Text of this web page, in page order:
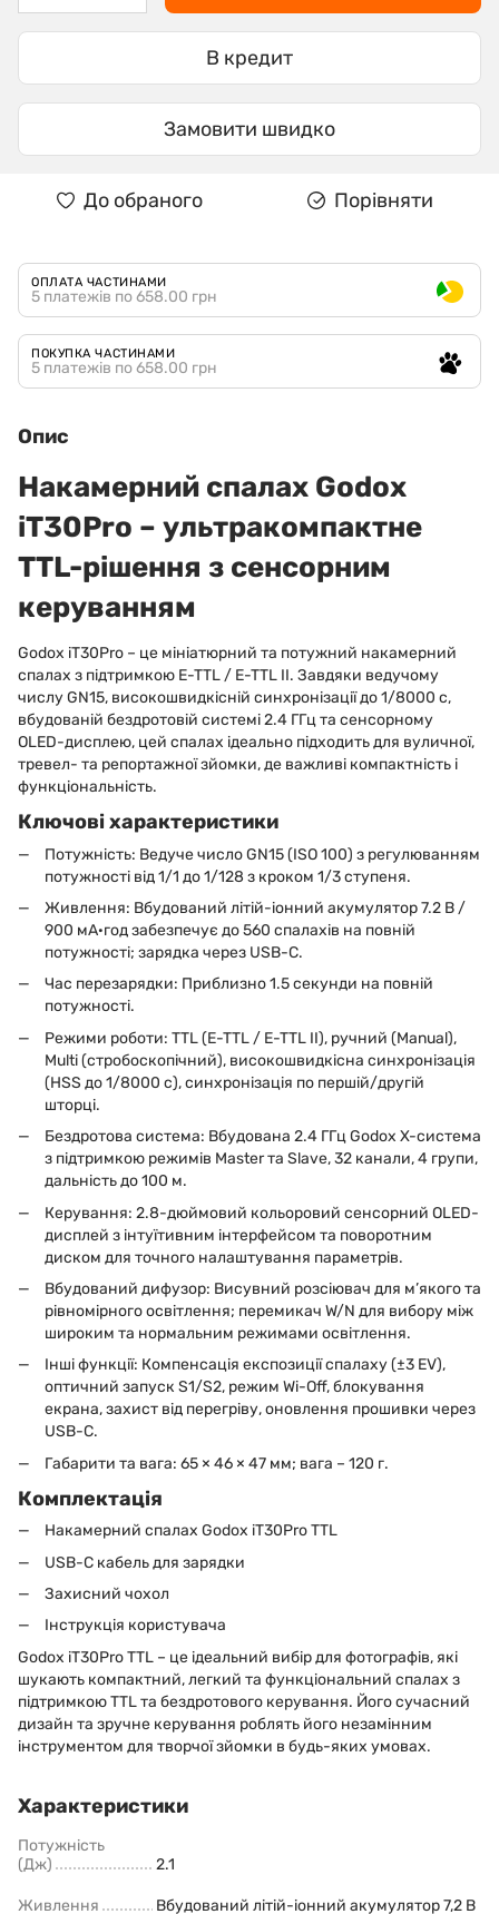
В кредит
Замовити швидко
До обраного Порівняти
ОПЛАТА ЧАСТИНАМИ
5 платежів по 658.00 грн
ПОКУПКА ЧАСТИНАМИ
5 платежів по 658.00 грн
Опис
Накамерний спалах Godox
iT30Pro – ультракомпактне
TTL-рішення з сенсорним
керуванням
Godox iT30Pro – це мініатюрний та потужний накамерний
спалах з підтримкою E-TTL / E-TTL II. Завдяки ведучому
числу GN15, високошвидкісній синхронізації до 1/8000 с,
вбудованій бездротовій системі 2.4 ГГц та сенсорному
OLED-дисплею, цей спалах ідеально підходить для вуличної,
тревел- та репортажної зйомки, де важливі компактність і
функціональність.
Ключові характеристики
Потужність: Ведуче число GN15 (ISO 100) з регулюванням
потужності від 1/1 до 1/128 з кроком 1/3 ступеня.
Живлення: Вбудований літій-іонний акумулятор 7.2 В /
900 мА·год забезпечує до 560 спалахів на повній
потужності; зарядка через USB-C.
Час перезарядки: Приблизно 1.5 секунди на повній
потужності.
Режими роботи: TTL (E-TTL / E-TTL II), ручний (Manual),
Multi (стробоскопічний), високошвидкісна синхронізація
(HSS до 1/8000 с), синхронізація по першій/другій
шторці.
Бездротова система: Вбудована 2.4 ГГц Godox X-система
з підтримкою режимів Master та Slave, 32 канали, 4 групи,
дальність до 100 м.
Керування: 2.8-дюймовий кольоровий сенсорний OLED-
дисплей з інтуїтивним інтерфейсом та поворотним
диском для точного налаштування параметрів.
Вбудований дифузор: Висувний розсіювач для м’якого та
рівномірного освітлення; перемикач W/N для вибору між
широким та нормальним режимами освітлення.
Інші функції: Компенсація експозиції спалаху (±3 EV),
оптичний запуск S1/S2, режим Wi-Off, блокування
екрана, захист від перегріву, оновлення прошивки через
USB-C.
Габарити та вага: 65 × 46 × 47 мм; вага – 120 г.
Комплектація
Накамерний спалах Godox iT30Pro TTL
USB-C кабель для зарядки
Захисний чохол
Інструкція користувача
Godox iT30Pro TTL – це ідеальний вибір для фотографів, які
шукають компактний, легкий та функціональний спалах з
підтримкою TTL та бездротового керування. Його сучасний
дизайн та зручне керування роблять його незамінним
інструментом для творчої зйомки в будь-яких умовах.
Характеристики
Потужність
(Дж)
2.1
Живлення Вбудований літій-іонний акумулятор 7,2 В